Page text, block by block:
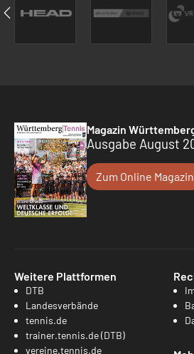
Magazin
Ausgabe August
Zum Online Magazin
Weitere Plattformen
DTB
Landesverbände
tennis.de
trainer.tennis.de (DTB)
vereine.tennis.de